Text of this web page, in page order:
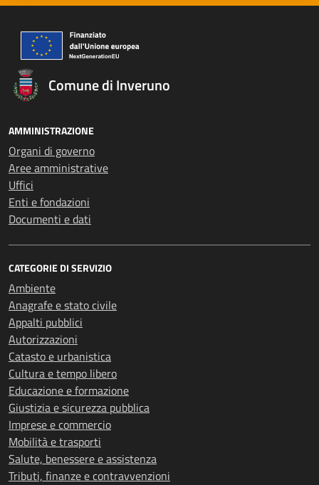
Comune di Inveruno
AMMINISTRAZIONE
Organi di governo
Aree amministrative
Uffici
Enti e fondazioni
Documenti e dati
CATEGORIE DI SERVIZIO
Ambiente
Anagrafe e stato civile
Appalti pubblici
Autorizzazioni
Catasto e urbanistica
Cultura e tempo libero
Educazione e formazione
Giustizia e sicurezza pubblica
Imprese e commercio
Mobilità e trasporti
Salute, benessere e assistenza
Tributi, finanze e contravvenzioni